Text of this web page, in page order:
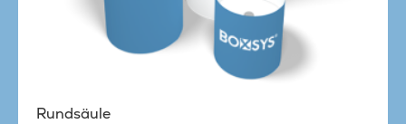
Rundsäule